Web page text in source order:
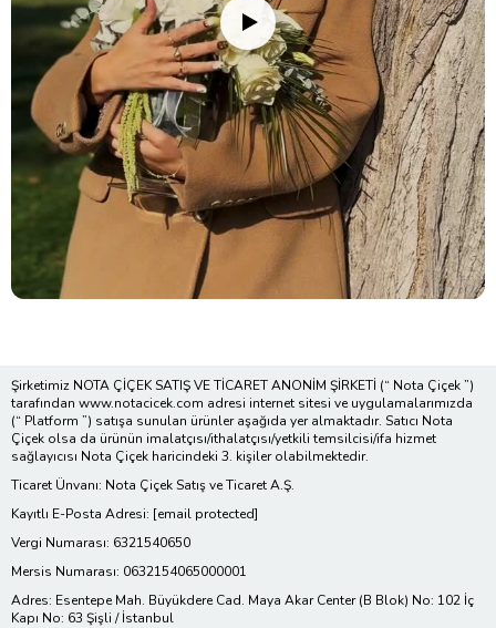
Şirketimiz NOTA ÇİÇEK SATIŞ VE TİCARET ANONİM ŞİRKETİ (“ Nota Çiçek ”)
tarafından www.notacicek.com adresi internet sitesi ve uygulamalarımızda
(“ Platform ”) satışa sunulan ürünler aşağıda yer almaktadır. Satıcı Nota
Çiçek olsa da ürünün imalatçısı/ithalatçısı/yetkili temsilcisi/ifa hizmet
sağlayıcısı Nota Çiçek haricindeki 3. kişiler olabilmektedir.
Ticaret Ünvanı: Nota Çiçek Satış ve Ticaret A.Ş.
Kayıtlı E-Posta Adresi: [email protected]
Vergi Numarası: 6321540650
Mersis Numarası: 0632154065000001
Adres: Esentepe Mah. Büyükdere Cad. Maya Akar Center (B Blok) No: 102 İç
Kapı No: 63 Şişli / İstanbul